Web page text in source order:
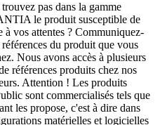
pas dans la gamme
le produit susceptible de
à vos attentes ? Communiquez-
références du produit que vous
Nous avons accès à plusieurs
références produits chez nos
Attention ! Les produits
sont commercialisés tels que
les propose, c'est à dire dans
matérielles et logicielles